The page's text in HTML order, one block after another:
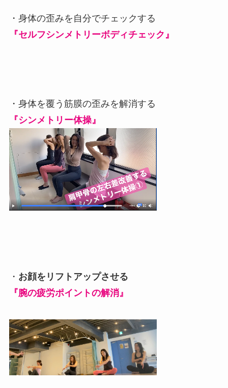
・身体の歪みを自分でチェックする
『セルフシンメトリーボディチェック』
・身体を覆う筋膜の歪みを解消する
『シンメトリー体操』
・ お顔をリフトアップさせる
『腕の疲労ポイントの解消』